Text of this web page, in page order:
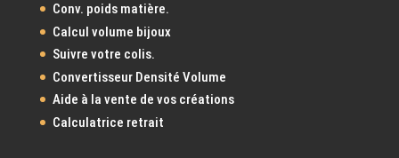
Conv. poids matière.
Calcul volume bijoux
Suivre votre colis.
Convertisseur Densité Volume
Aide à la vente de vos créations
Calculatrice retrait